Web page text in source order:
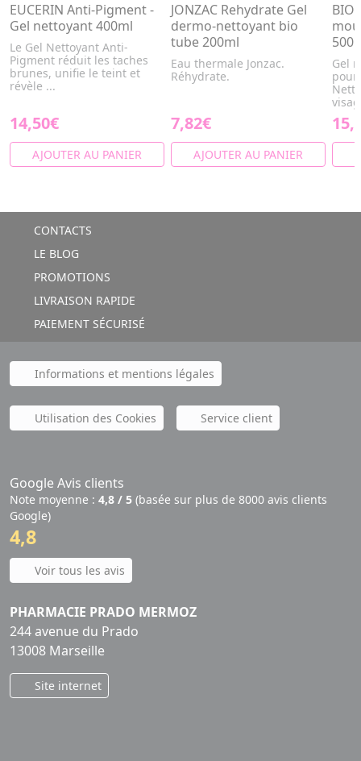
EUCERIN Anti-Pigment -
Gel nettoyant 400ml
Le Gel Nettoyant Anti-
Pigment réduit les taches
brunes, unifie le teint et
révèle ...
14,50€
AJOUTER AU PANIER
JONZAC Rehydrate Gel
dermo-nettoyant bio
tube 200ml
Eau thermale Jonzac.
Réhydrate.
7,82€
AJOUTER AU PANIER
Gel
pour
CONTACTS
LE BLOG
PROMOTIONS
LIVRAISON RAPIDE
PAIEMENT SÉCURISÉ
Informations et mentions légales
Utilisation des Cookies Service client
Google Avis clients
Note moyenne : 4,8 / 5 (basée sur plus de 8000 avis clients
Google)
4,8
Voir tous les avis
PHARMACIE PRADO MERMOZ
244 avenue du Prado
13008 Marseille
Site internet